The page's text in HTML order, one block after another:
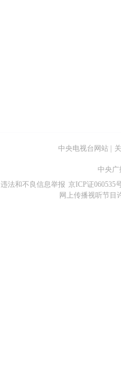
中央电视台网站
中央
违法和不良信息举报 京ICP证060535
网上传播视听节目